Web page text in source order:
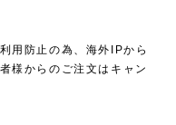
用防止の為、海外IPから
様からのご注文はキャン